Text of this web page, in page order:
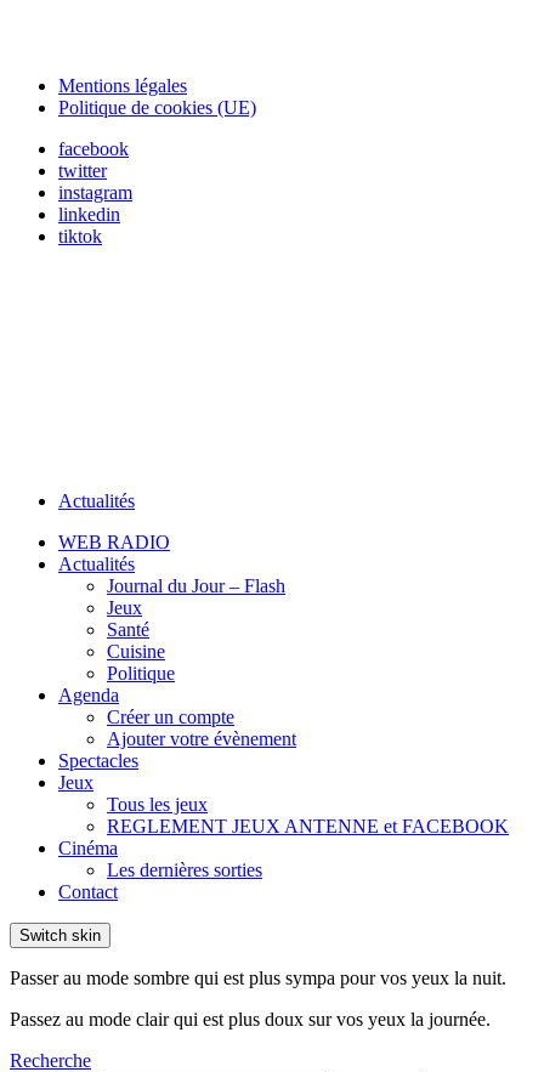
Mentions légales
Politique de cookies (UE)
facebook
twitter
instagram
linkedin
tiktok
Actualités
WEB RADIO
Actualités
Journal du Jour – Flash
Jeux
Santé
Cuisine
Politique
Agenda
Créer un compte
Ajouter votre évènement
Spectacles
Jeux
Tous les jeux
REGLEMENT JEUX ANTENNE et FACEBOOK
Cinéma
Les dernières sorties
Contact
Switch skin
Passer au mode sombre qui est plus sympa pour vos yeux la nuit.
Passez au mode clair qui est plus doux sur vos yeux la journée.
Recherche